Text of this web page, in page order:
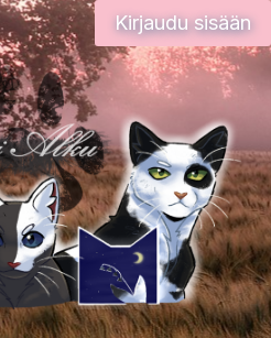
Kirjaudu sisään